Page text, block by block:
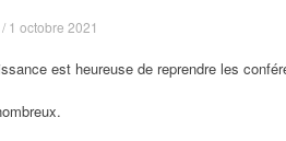
/ 1 octobre 2021
est heureuse de reprendre les